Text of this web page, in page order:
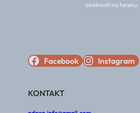
okolnosti na terenu.
Facebook Instagram
KONTAKT